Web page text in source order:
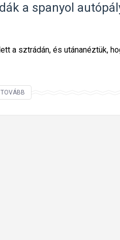
a spanyol
a sztrádán, és utánanéztük,
TOVÁBB
v